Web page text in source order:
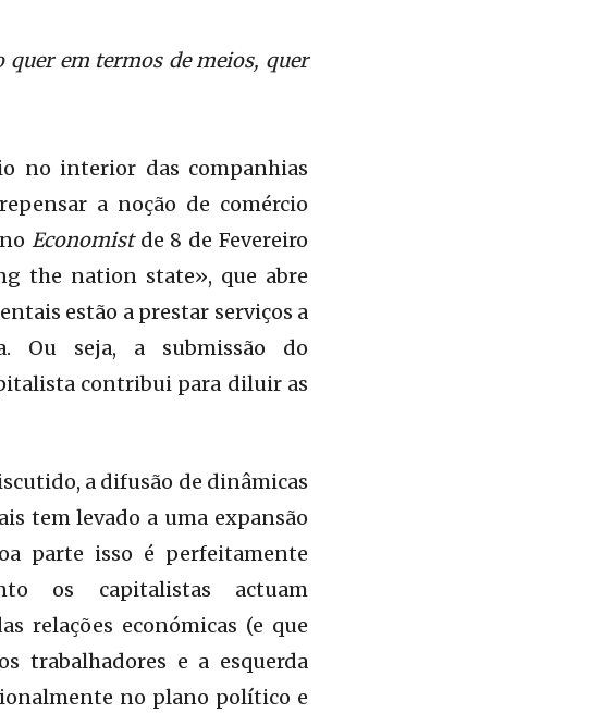
quer em termos de meios, quer
no interior das companhias
a noção de comércio
Economistde 8 de Fevereiro
the nation state», que abre
estão a prestar serviços a
Ou seja, a submissão do
contribui para diluir as
a difusão de dinâmicas
tem levado a uma expansão
parte isso é perfeitamente
os capitalistas actuam
relações económicas (e que
trabalhadores e a esquerda
no plano político e